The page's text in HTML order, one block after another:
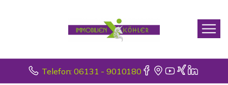
Telefon: 06131 - 9010180